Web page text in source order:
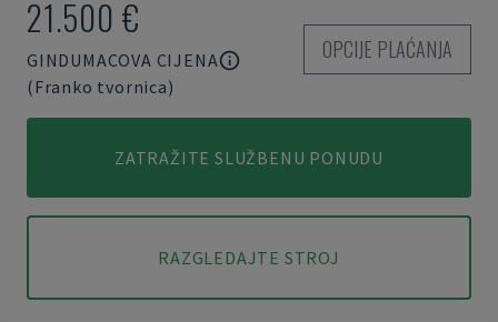
21.500 €
GINDUMACOVA CIJENA
(Franko tvornica)
OPCIJE PLAĆANJA
ZATRAŽITE SLUŽBENU PONUDU
RAZGLEDAJTE STROJ